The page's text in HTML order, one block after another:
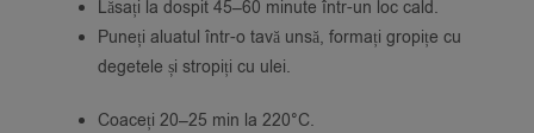
Lăsați la dospit 45–60 minute într-un loc cald.
Puneți aluatul într-o tavă unsă, formați gropițe cu
degetele și stropiți cu ulei.
Coaceți 20–25 min la 220°C.